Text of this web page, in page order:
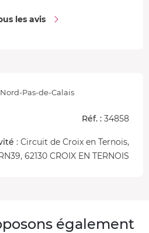
votre casque ?
les avis
Nord-Pas-de-Calais
Réf. : 34858
: Circuit de Croix en Ternois,
62130 CROIX EN TERNOIS
également